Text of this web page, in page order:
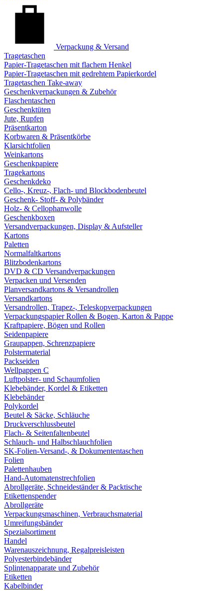
Verpackung & Versand
Tragetaschen
Papier-Tragetaschen mit flachem Henkel
Papier-Tragetaschen mit gedrehtem Papierkordel
Tragetaschen Take-away
Geschenkverpackungen & Zubehör
Flaschentaschen
Geschenktüten
Jute, Rupfen
Präsentkarton
Korbwaren & Präsentkörbe
Klarsichtfolien
Weinkartons
Geschenkpapiere
Tragekartons
Geschenkdeko
Cello-, Kreuz-, Flach- und Blockbodenbeutel
Geschenk- Stoff- & Polybänder
Holz- & Cellophanwolle
Geschenkboxen
Versandverpackungen, Display & Aufsteller
Kartons
Paletten
Normalfaltkartons
Blitzbodenkartons
DVD & CD Versandverpackungen
Verpacken und Versenden
Planversandkartons & Versandrollen
Versandkartons
Versandrollen, Trapez-, Teleskopverpackungen
Verpackungspapier Rollen & Bogen, Karton & Pappe
Kraftpapiere, Bögen und Rollen
Seidenpapiere
Graupappen, Schrenzpapiere
Polstermaterial
Packseiden
Wellpappen C
Luftpolster- und Schaumfolien
Klebebänder, Kordel & Etiketten
Klebebänder
Polykordel
Beutel & Säcke, Schläuche
Druckverschlussbeutel
Flach- & Seitenfaltenbeutel
Schlauch- und Halbschlauchfolien
SK-Folien-Versand-, & Dokumententaschen
Folien
Palettenhauben
Hand-Automatenstrechfolien
Abrollgeräte, Schneideständer & Packtische
Etikettenspender
Abrollgeräte
Verpackungsmaschinen, Verbrauchsmaterial
Umreifungsbänder
Spezialsortiment
Handel
Warenauszeichnung, Regalpreisleisten
Polyesterbindebänder
Splintenapparate und Zubehör
Etiketten
Kabelbinder